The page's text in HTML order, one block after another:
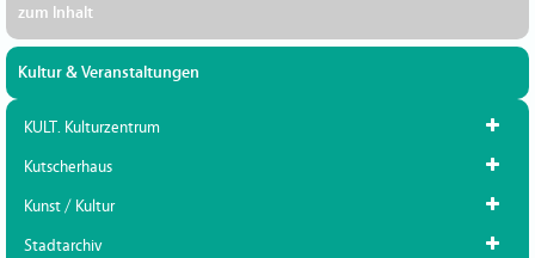
zum Inhalt
Kultur & Veranstaltungen
KULT. Kulturzentrum
Kutscherhaus
Kunst / Kultur
Stadtarchiv